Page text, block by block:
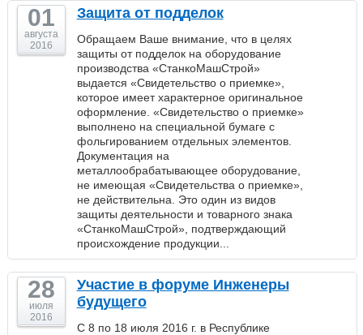
01
августа
2016
Защита от подделок
Обращаем Ваше внимание, что в целях
защиты от подделок на оборудование
производства «СтанкоМашСтрой»
выдается «Свидетельство о приемке»,
которое имеет характерное оригинальное
оформление. «Свидетельство о приемке»
выполнено на специальной бумаге с
фольгированием отдельных элементов.
Документация на
металлообрабатывающее оборудование,
не имеющая «Свидетельства о приемке»,
не действительна. Это один из видов
защиты деятельности и товарного знака
«СтанкоМашСтрой», подтверждающий
происхождение продукции...
28
июля
2016
Участие в форуме Инженеры
будущего
С 8 по 18 июля 2016 г. в Республике